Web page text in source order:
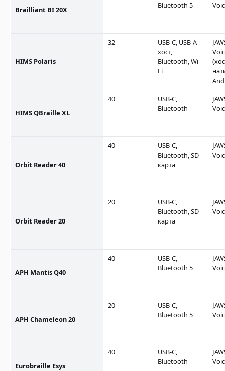
Brailliant BI 20X
Bluetooth 5
HIMS Polaris
32
USB-C, USB-A
хост,
Bluetooth, Wi-
Fi
HIMS QBraille XL
40
USB-C,
Bluetooth
Orbit Reader 40
40
USB-C,
Bluetooth, SD
карта
Orbit Reader 20
20
USB-C,
Bluetooth, SD
карта
APH Mantis Q40
40
USB-C,
Bluetooth 5
APH Chameleon 20
20
USB-C,
Bluetooth 5
Eurobraille Esys
40
USB-C,
Bluetooth